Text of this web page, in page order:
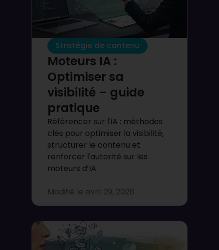
Stratégie de contenu
Moteurs IA :
Optimiser sa
visibilité – guide
pratique
Référencer sur l'IA : méthodes
clés pour optimiser la visibilité,
structurer le contenu et
renforcer l'autorité sur les
moteurs d’IA.
Modifié le avril 29, 2026